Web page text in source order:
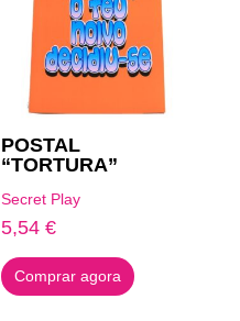
POSTAL
“TORTURA”
Secret Play
5,54€
Comprar agora